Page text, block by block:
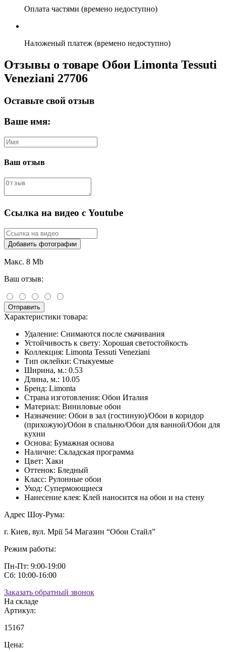
Оплата частями (времено недоступно)
Наложеный платеж (времено недоступно)
Отзывы о товаре Обои Limonta Tessuti
Veneziani 27706
Оставьте свой отзыв
Ваше имя:
Ваш отзыв
Ссылка на видео с Youtube
Добавить фотографии
Макс. 8 Mb
Ваш отзыв:
Отправить
Характеристики товара:
Удаление: Снимаются после смачивания
Устойчивость к свету: Хорошая светостойкость
Коллекция: Limonta Tessuti Veneziani
Тип оклейки: Стыкуемые
Ширина, м.: 0.53
Длина, м.: 10.05
Бренд: Limonta
Страна изготовления: Обои Италия
Материал: Виниловые обои
Назначение: Обои в зал (гостиную)/Обои в коридор
(прихожую)/Обои в спальню/Обои для ванной/Обои для
кухни
Основа: Бумажная основа
Наличие: Складская программа
Цвет: Хаки
Оттенок: Бледный
Класс: Рулонные обои
Уход: Супермоющиеся
Нанесение клея: Клей наносится на обои и на стену
Адрес Шоу-Рума:
г. Киев, вул. Мрії 54 Магазин “Обои Стайл”
Режим работы:
Пн-Пт: 9:00-19:00
Сб: 10:00-16:00
Заказать обратный звонок
На складе
Артикул:
15167
Цена: